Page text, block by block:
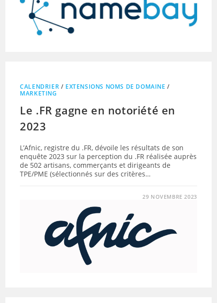
CALENDRIER / EXTENSIONS NOMS DE DOMAINE /
MARKETING
Le .FR gagne en notoriété en
2023
L’Afnic, registre du .FR, dévoile les résultats de son
enquête 2023 sur la perception du .FR réalisée auprès
de 502 artisans, commerçants et dirigeants de
TPE/PME (sélectionnés sur des critères…
29 NOVEMBRE 2023